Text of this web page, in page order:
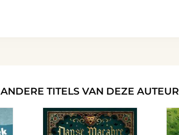
ANDERE TITELS VAN DEZE AUTEUR